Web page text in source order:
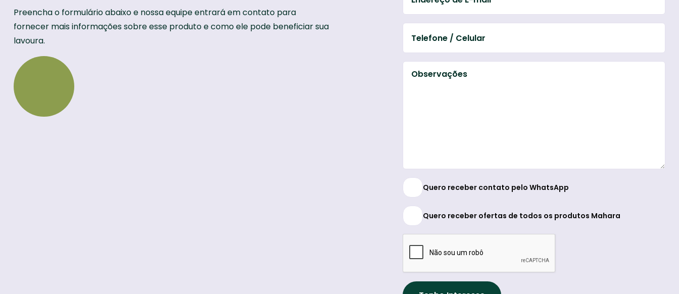
Preencha o formulário abaixo e nossa equipe entrará em contato para
fornecer mais informações sobre esse produto e como ele pode beneficiar sua
lavoura.
Quero receber contato pelo WhatsApp
Quero receber ofertas de todos os produtos Mahara